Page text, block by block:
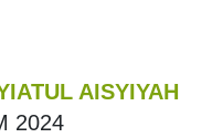
AISYIYAH
2024